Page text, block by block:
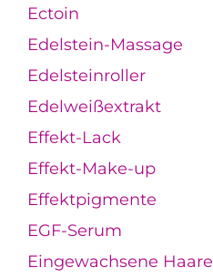
Ectoin
Edelstein-Massage
Edelsteinroller
Edelweißextrakt
Effekt-Lack
Effekt-Make-up
Effektpigmente
EGF-Serum
Eingewachsene Haare